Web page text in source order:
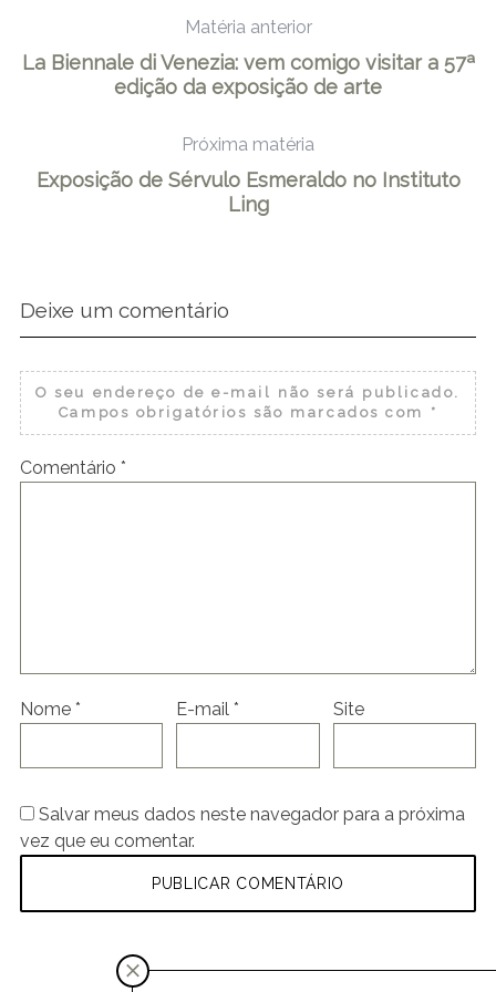
Matéria anterior
La Biennale di Venezia: vem comigo visitar a 57ª
edição da exposição de arte
Próxima matéria
Exposição de Sérvulo Esmeraldo no Instituto
Ling
Deixe um comentário
O seu endereço de e-mail não será publicado.
Campos obrigatórios são marcados com *
Comentário *
Nome * E-mail* Site
Salvar meus dados neste navegador para a próxima
vez que eu comentar.